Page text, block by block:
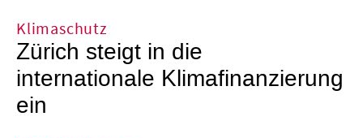
Klimaschutz
Zürich steigt in die
internationale Klimafinanzierung
ein